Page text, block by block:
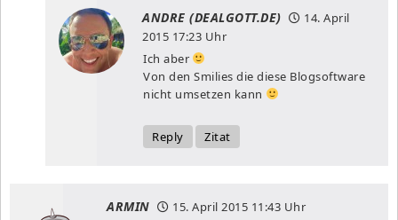
ANDRE (DEALGOTT.DE)
14. April
2015 17:23 Uhr
Ich aber
Von den Smilies die diese Blogsoftware
nicht umsetzen kann
Reply Zitat
ARMIN 15. April 2015 11:43 Uhr